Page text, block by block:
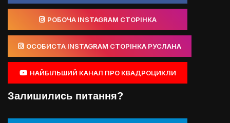
РОБОЧА INSTAGRAM СТОРІНКА
ОСОБИСТА INSTAGRAM СТОРІНКА РУСЛАНА
НАЙБІЛЬШИЙ КАНАЛ ПРО КВАДРОЦИКЛИ
Залишились питання?